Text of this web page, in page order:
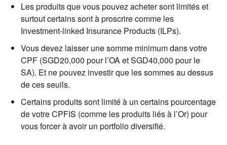
Les produits que vous pouvez acheter sont limités et
surtout certains sont à proscrire comme les
Investment-linked Insurance Products (ILPs).
Vous devez laisser une somme minimum dans votre
CPF (SGD20,000 pour l’OA et SGD40,000 pour le
SA). Et ne pouvez investir que les sommes au dessus
de ces seuils.
Certains produits sont limité à un certains pourcentage
de votre CPFIS (comme les produits liés à l’Or) pour
vous forcer à avoir un portfolio diversifié.